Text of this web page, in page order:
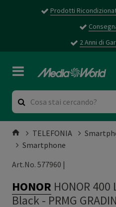
Prodotti
2 Anni di
TELEFONIA
Smartphone
Art.No. 577960 |
HONOR HONOR
Black - PRMG